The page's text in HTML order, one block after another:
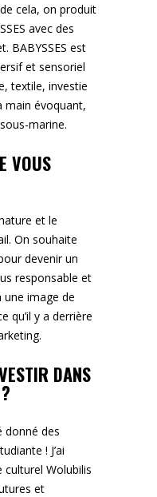
cela, on produit
avec des
BABYSSES est
et sensoriel
textile, investie
main évoquant,
marine.
VOUS
et le
On souhaite
devenir un
responsable et
image de
qu’il y a derrière
DANS
donné des
! J’ai
Wolubilis
et